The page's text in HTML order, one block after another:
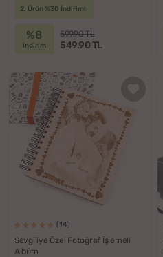
2. Ürün %30 İndirimli
%8
indirim
599.90 TL
549.90 TL
(14)
Sevgiliye Özel Fotoğraf İşlemeli
Albüm